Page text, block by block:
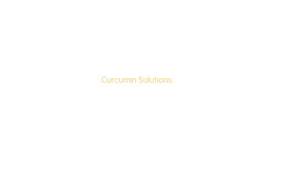
Curcumin Solutions